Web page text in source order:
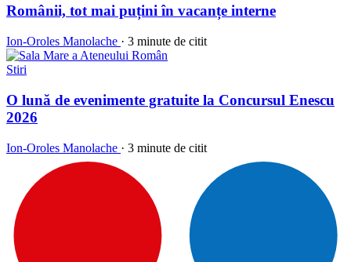
Românii, tot mai puțini în vacanțe interne
Ion-Oroles Manolache · 3 minute de citit
Stiri
O lună de evenimente gratuite la Concursul Enescu
2026
Ion-Oroles Manolache · 3 minute de citit